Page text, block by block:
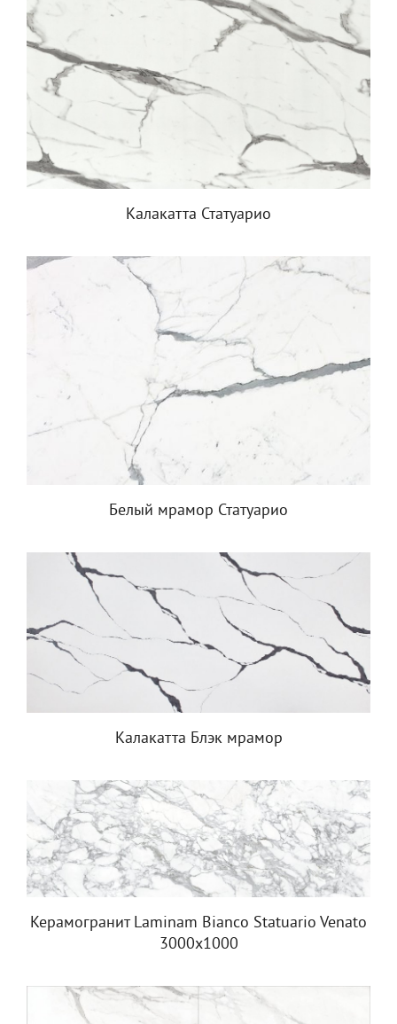
Калакатта Статуарио
Белый мрамор Статуарио
Калакатта Блэк мрамор
Керамогранит Laminam Bianco Statuario Venato
3000x1000